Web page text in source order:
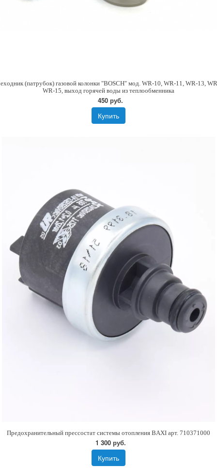
(патрубок) газовой колонки "BOSCH" мод. WR-10, WR-11, WR-13,
WR-15, выход горячей воды из теплообменника
450 руб.
Купить
Предохранительный прессостат системы отопления BAXI арт. 710371000
1 300 руб.
Купить